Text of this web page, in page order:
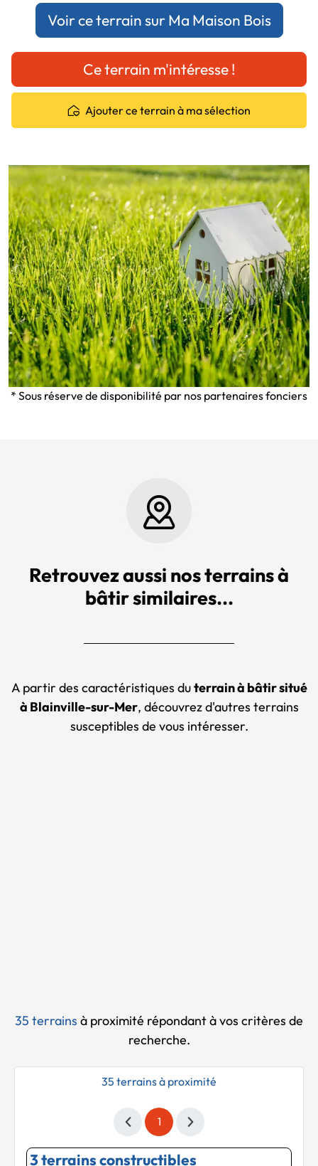
Voir ce terrain sur Ma Maison Bois
Ce terrain m'intéresse !
Ajouter ce terrain à ma sélection
* Sous réserve de disponibilité par nos partenaires fonciers
Retrouvez aussi nos terrains à
bâtir similaires...
A partir des caractéristiques duterrain à bâtir situé
à Blainville-sur-Mer, découvrez d'autres terrains
susceptibles de vous intéresser.
35 terrains à proximité répondant à vos critères de
recherche.
35 terrains à proximité
1
3 terrains constructibles